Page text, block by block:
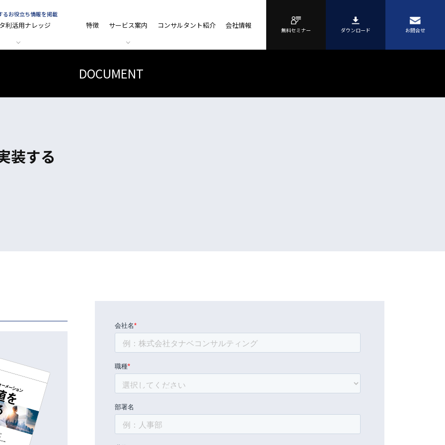
るお役立ち情報を掲載
利活用ナレッジ 特徴 サービス案内 コンサルタント紹介 会社情報
無料セミナー ダウンロード お問合せ
DOCUMENT
装する